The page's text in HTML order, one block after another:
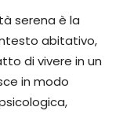
serena è la
abitativo,
di vivere in un
in modo